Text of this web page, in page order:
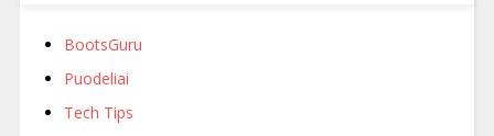
BootsGuru
Puodeliai
Tech Tips